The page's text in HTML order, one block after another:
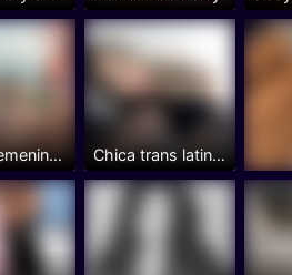
Soy cd femenina y versatil Chica trans latina muy femenina con ganas de conocer...